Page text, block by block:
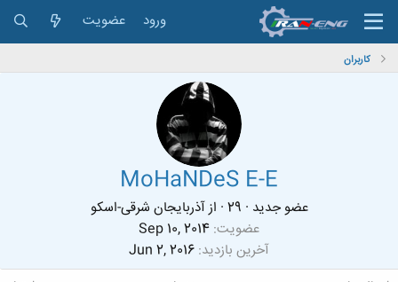
ورود عضویت
کاربران
MoHaNDeS E-E
عضو جدید ·
· ازآذربایجان شرقی-اسکو
عضویت Sep 10, 2014
آخرین بازدید Jun 2, 2016